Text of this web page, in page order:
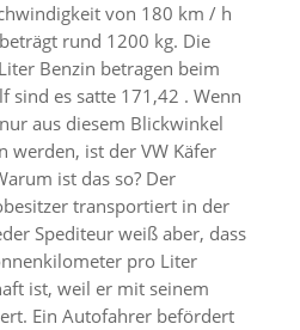
von 180 km / h
rund 1200 kg. Die
Benzin betragen beim
sind es satte 171,42 . Wenn
aus diesem Blickwinkel
werden, ist der VW Käfer
ist das so? Der
transportiert in der
Spediteur weiß aber, dass
pro Liter
ist, weil er mit seinem
Ein Autofahrer befördert